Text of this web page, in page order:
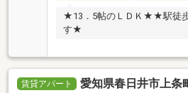
★13．5帖のＬＤＫ★★駅徒
す★
賃貸アパート 愛知県春日井市上条